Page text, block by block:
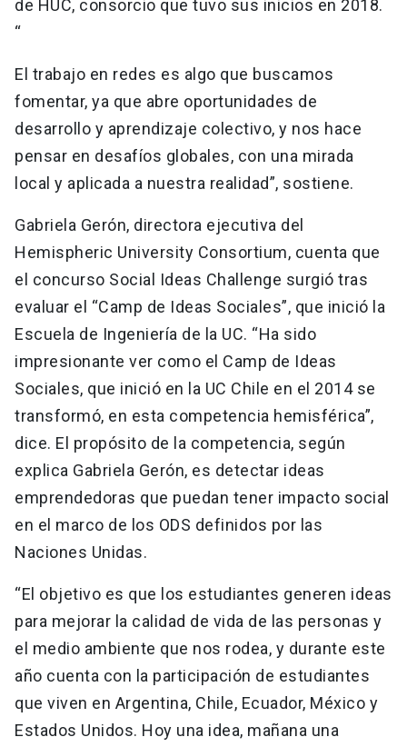
de HUC, consorcio que tuvo sus inicios en 2018.
“
El trabajo en redes es algo que buscamos
fomentar, ya que abre oportunidades de
desarrollo y aprendizaje colectivo, y nos hace
pensar en desafíos globales, con una mirada
local y aplicada a nuestra realidad”, sostiene.
Gabriela Gerón, directora ejecutiva del
Hemispheric University Consortium, cuenta que
el concurso Social Ideas Challenge surgió tras
evaluar el “Camp de Ideas Sociales”, que inició la
Escuela de Ingeniería de la UC. “Ha sido
impresionante ver como el Camp de Ideas
Sociales, que inició en la UC Chile en el 2014 se
transformó, en esta competencia hemisférica”,
dice. El propósito de la competencia, según
explica Gabriela Gerón, es detectar ideas
emprendedoras que puedan tener impacto social
en el marco de los ODS definidos por las
Naciones Unidas.
“El objetivo es que los estudiantes generen ideas
para mejorar la calidad de vida de las personas y
el medio ambiente que nos rodea, y durante este
año cuenta con la participación de estudiantes
que viven en Argentina, Chile, Ecuador, México y
Estados Unidos. Hoy una idea, mañana una